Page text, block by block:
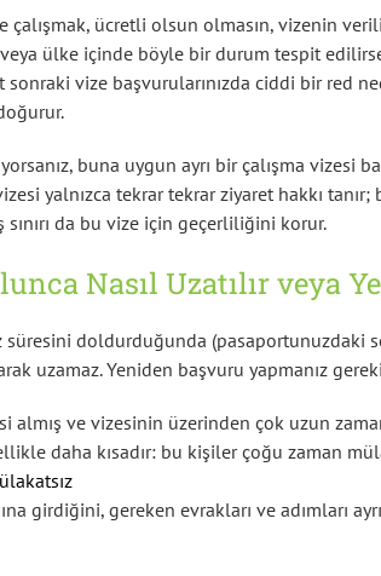
çalışmak, ücretli olsun olmasın, vizenin
veya ülke içinde böyle bir durum tespit
sonraki vize başvurularınızda ciddi bir red
buna uygun ayrı bir çalışma vizesi
yalnızca tekrar tekrar ziyaret hakkı
sınırı da bu vize için geçerliliğini korur.
Nasıl Uzatılır veya
süresini doldurduğunda (pasaportunuzdaki
uzamaz. Yeniden başvuru yapmanız
almış ve vizesinin üzerinden çok uzun
daha kısadır: bu kişiler çoğu zaman
girdiğini, gereken evrakları ve adımları